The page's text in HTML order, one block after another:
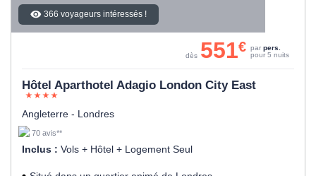
366 voyageurs intéressés !
Hôtel Aparthotel Adagio London City East
Angleterre - Londres
70 avis**
Inclus : Vols + Hôtel + Logement Seul
dès 551€ par pers.
pour 5 nuits